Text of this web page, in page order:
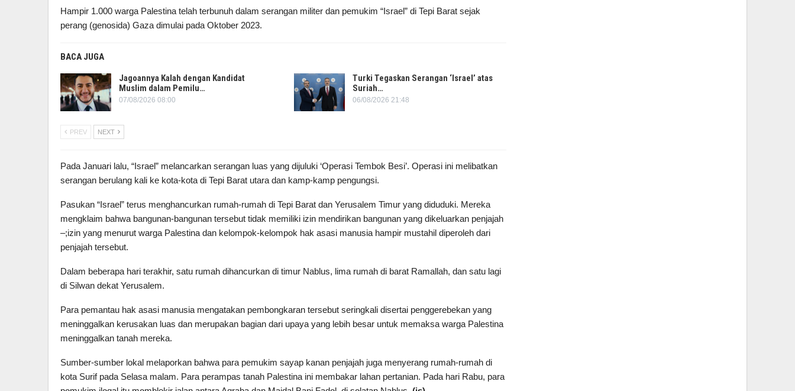
Hampir 1.000 warga Palestina telah terbunuh dalam serangan militer dan pemukim “Israel” di Tepi Barat sejak
perang (genosida) Gaza dimulai pada Oktober 2023.
BACA JUGA
Jagoannya Kalah dengan Kandidat
Muslim dalam Pemilu…
07/08/2026 08:00
Turki Tegaskan Serangan ‘Israel’ atas
Suriah…
06/08/2026 21:48
PREV NEXT
Pada Januari lalu, “Israel” melancarkan serangan luas yang dijuluki ‘Operasi Tembok Besi’. Operasi ini melibatkan
serangan berulang kali ke kota-kota di Tepi Barat utara dan kamp-kamp pengungsi.
Pasukan “Israel” terus menghancurkan rumah-rumah di Tepi Barat dan Yerusalem Timur yang diduduki. Mereka
mengklaim bahwa bangunan-bangunan tersebut tidak memiliki izin mendirikan bangunan yang dikeluarkan penjajah
–;izin yang menurut warga Palestina dan kelompok-kelompok hak asasi manusia hampir mustahil diperoleh dari
penjajah tersebut.
Dalam beberapa hari terakhir, satu rumah dihancurkan di timur Nablus, lima rumah di barat Ramallah, dan satu lagi
di Silwan dekat Yerusalem.
Para pemantau hak asasi manusia mengatakan pembongkaran tersebut seringkali disertai penggerebekan yang
meninggalkan kerusakan luas dan merupakan bagian dari upaya yang lebih besar untuk memaksa warga Palestina
meninggalkan tanah mereka.
Sumber-sumber lokal melaporkan bahwa para pemukim sayap kanan penjajah juga menyerang rumah-rumah di
kota Surif pada Selasa malam. Para perampas tanah Palestina ini membakar lahan pertanian. Pada hari Rabu, para